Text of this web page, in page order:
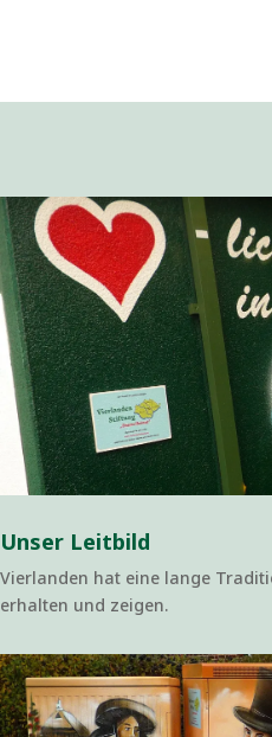
Unser Leitbild
Vierlanden hat eine lange
erhalten und zeigen.